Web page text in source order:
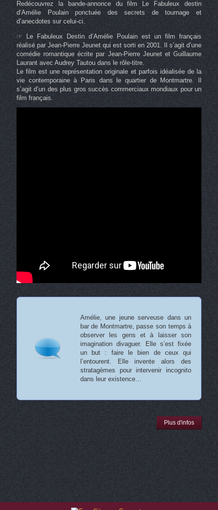
Redécouvrez la bande-annonce du film Le Fabuleux destin
d’Amélie Poulain ponctuée des secrets de tournage et
d’anecdotes sur celui-ci.
☞ Le Fabuleux Destin d’Amélie Poulain est un film français
réalisé par Jean-Pierre Jeunet qui est sorti en 2001. Il s’agit d’une
comédie romantique écrite par Jean-Pierre Jeunet et Guillaume
Laurant avec Audrey Tautou dans le rôle-titre.
Le film est une représentation originale et parfois idéalisée de la
vie contemporaine à Paris dans le quartier de Montmartre. Il
s’agit d’un des plus gros succès commerciaux mondiaux pour un
film français.
Amélie, une jeune serveuse dans un
bar de Montmartre, passe son temps à
observer les gens et à laisser son
imagination divaguer. Elle s’est fixée
un but : faire le bien de ceux qui
l’entourent. Elle invente alors des
stratagèmes pour intervenir incognito
dans leur existence…
Plus d'infos